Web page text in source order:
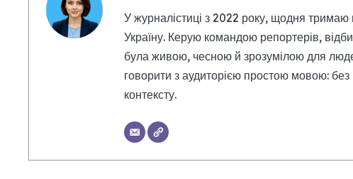
У журналістиці з 2022 року, щодня тримаю
Україну. Керую командою репортерів,
була живою, чесною й зрозумілою для
говорити з аудиторією простою мовою:
контексту.